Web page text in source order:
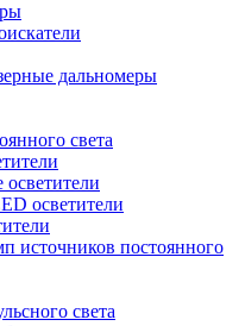
дальномеры
света
осветители
источников постоянного
света